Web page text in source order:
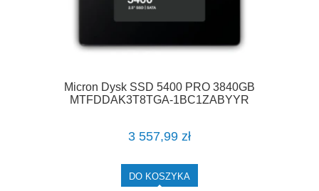
Micron Dysk SSD 5400 PRO 3840GB
MTFDDAK3T8TGA-1BC1ZABYYR
3 557,99 zł
DO KOSZYKA